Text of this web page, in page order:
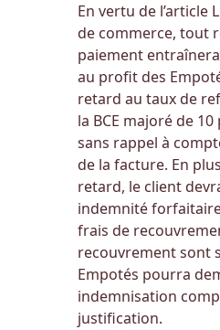
En vertu de l’article
de commerce, tout
paiement
au profit des
retard au taux de
la BCE majoré de
sans rappel à
de la facture. En
retard, le client
indemnité
frais de
recouvrement sont
Empotés pourra
indemnisation
justification.